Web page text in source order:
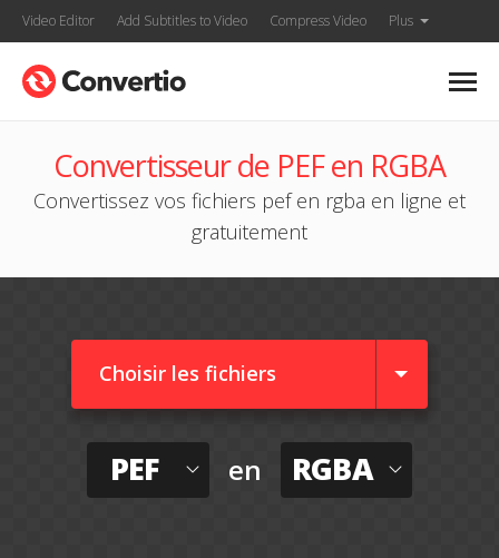
Video Editor Add Subtitles to Video Compress Video Plus
Convertisseur de PEF en RGBA
Convertissez vos fichiers pef en rgba en ligne et
gratuitement
Choisir les fichiers
PEF en RGBA